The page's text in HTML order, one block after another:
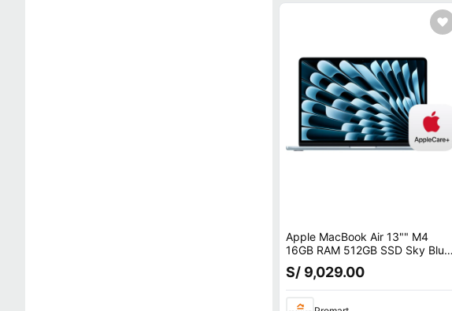
Apple MacBook Air 13"" M4
16GB RAM 512GB SSD Sky Blue
con AppleCare+
S/ 9,029.00